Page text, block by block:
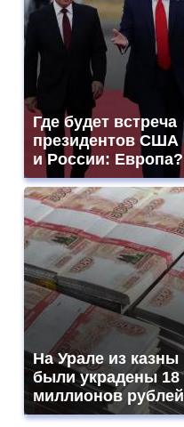
Где будет встреча
президентов США
и России: Европа?
На Урале из казны
были украдены 18
миллионов рублей